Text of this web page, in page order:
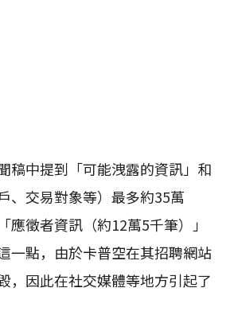
稿中提到「可能洩露的資訊」和
、交易對象等）最多約35萬
應徵者資訊（約12萬5千筆）」
一點，由於卡普空在其招聘網站
，因此在社交媒體等地方引起了